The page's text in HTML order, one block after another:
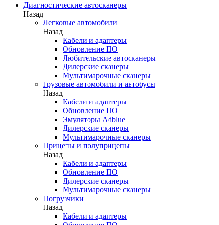
Диагностические автосканеры
Назад
Легковые автомобили
Назад
Кабели и адаптеры
Обновление ПО
Любительские автосканеры
Дилерские сканеры
Мультимарочные сканеры
Грузовые автомобили и автобусы
Назад
Кабели и адаптеры
Обновление ПО
Эмуляторы Adblue
Дилерские сканеры
Мультимарочные сканеры
Прицепы и полуприцепы
Назад
Кабели и адаптеры
Обновление ПО
Дилерские сканеры
Мультимарочные сканеры
Погрузчики
Назад
Кабели и адаптеры